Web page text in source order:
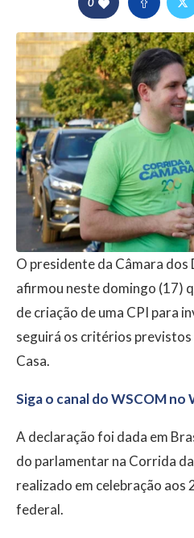
0
O presidente da Câmara dos
afirmou neste domingo (17)
de criação de uma CPI para
seguirá os critérios
Casa.
Siga o canal do WSCOM no
A declaração foi dada em
do parlamentar na Corrida
realizado em celebração aos
federal.